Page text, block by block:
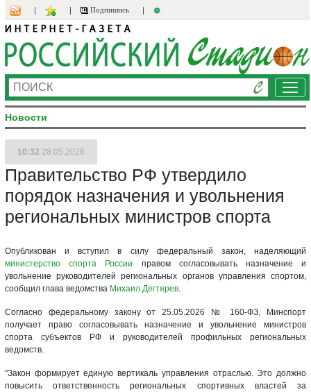
Подпишись
Новости
10:32 28.05.2026
Правительство РФ утвердило
порядок назначения и увольнения
региональных министров спорта
Опубликован и вступил в силу федеральный закон, наделяющий
министерство спорта России правом согласовывать назначение и
увольнение руководителей региональных органов управления спортом,
сообщил глава ведомства Михаил Дегтярев.
Согласно федеральному закону от 25.05.2026 № 160-ФЗ, Минспорт
получает право согласовывать назначение и увольнение министров
спорта субъектов РФ и руководителей профильных региональных
ведомств.
"Закон формирует единую вертикаль управления отраслью. Это должно
повысить ответственность региональных спортивных властей за